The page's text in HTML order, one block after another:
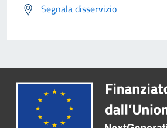
Segnala disservizio